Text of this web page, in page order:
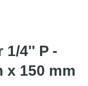
1/4'' P -
x 150 mm